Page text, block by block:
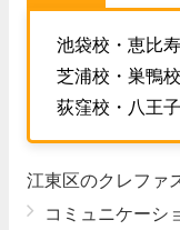
池袋校・恵比
芝浦校・巣鴨
荻窪校・八王
江東区のクレファ
コミュニケーシ